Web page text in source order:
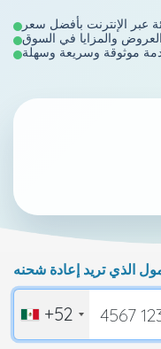
عبر الإنترنت بأفضل سعر
والمزايا في السوق
موثوقة وسريعة وسهلة
+52